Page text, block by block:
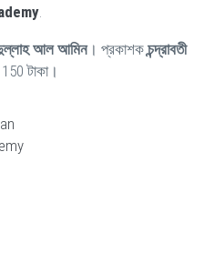
.
আল আমিন। প্রকাশকচন্দ্রাবতী
টাকা।